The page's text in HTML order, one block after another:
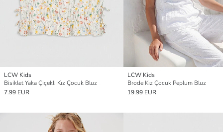
LCW Kids
Bisiklet Yaka Çiçekli Kız Çocuk Bluz
7.99 EUR
LCW Kids
Brode Kız Çocuk Peplum Bluz
19.99 EUR